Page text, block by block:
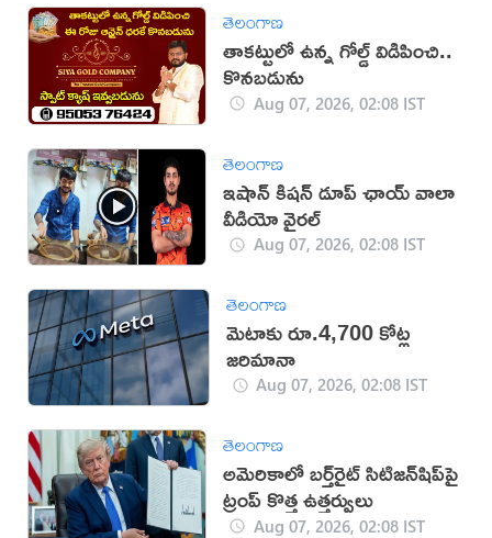
తెలంగాణ
తాకట్టులో ఉన్న గోల్డ్ విడిపించి..
కొనబడును
Aug 07, 2026, 02:08 IST
తెలంగాణ
ఇషాన్ కిషన్ డూప్ ఛాయ్ వాలా
వీడియో వైరల్
Aug 07, 2026, 02:08 IST
తెలంగాణ
మెటాకు రూ.4,700 కోట్ల
జరిమానా
Aug 07, 2026, 02:08 IST
తెలంగాణ
అమెరికాలో బర్త్‌రైట్ సిటిజన్‌షిప్‌పై
ట్రంప్ కొత్త ఉత్తర్వులు
Aug 07, 2026, 02:08 IST